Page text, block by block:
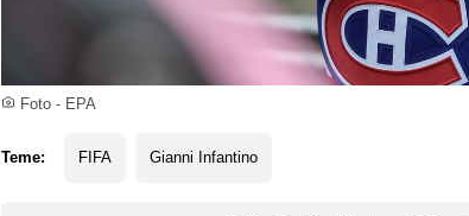
Foto - EPA
Teme: FIFA Gianni Infantino